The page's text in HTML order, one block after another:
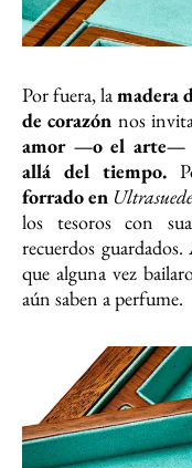
Por fuera, lamadera
de corazón nos
amor —o el arte—
allá del tiempo.
forrado en
los tesoros con
recuerdos
que alguna vez
aún saben a perfume.